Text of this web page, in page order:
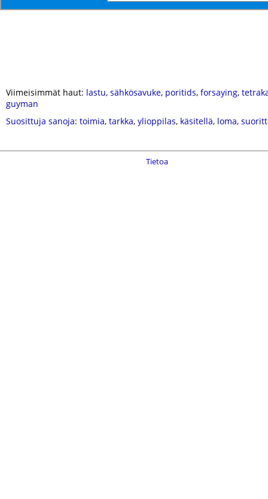
Viimeisimmät haut: lastu, sähkösavuke, poritids, forsaying,
guyman
Suosittuja sanoja: toimia, tarkka, ylioppilas, käsitellä, loma,
Tietoa